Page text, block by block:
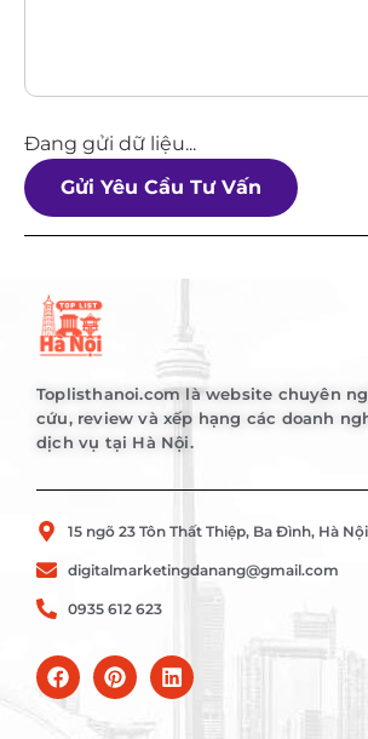
Đang gửi dữ liệu...
Gửi Yêu Cầu Tư Vấn
Toplisthanoi.com là website chuyên
cứu, review và xếp hạng các doanh
dịch vụ tại Hà Nội.
15 ngõ 23 Tôn Thất Thiệp, Ba Đình, Hà Nội
digitalmarketingdanang@gmail.com
0935 612 623